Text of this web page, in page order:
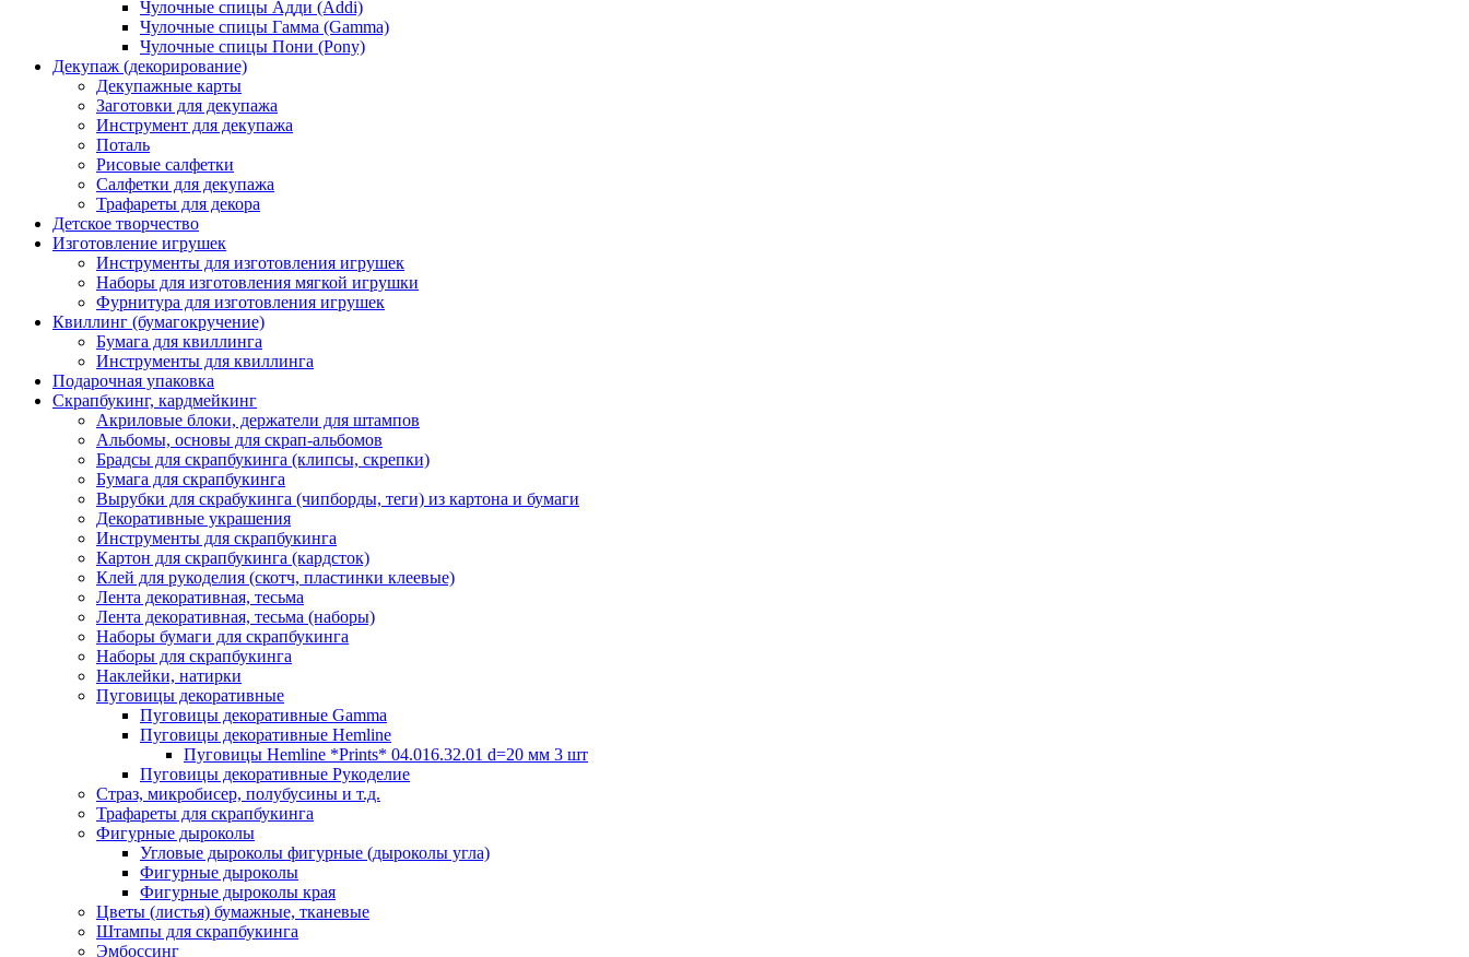
Чулочные спицы Адди (Addi)
Чулочные спицы Гамма (Gamma)
Чулочные спицы Пони (Pony)
Декупаж (декорирование)
Декупажные карты
Заготовки для декупажа
Инструмент для декупажа
Поталь
Рисовые салфетки
Салфетки для декупажа
Трафареты для декора
Детское творчество
Изготовление игрушек
Инструменты для изготовления игрушек
Наборы для изготовления мягкой игрушки
Фурнитура для изготовления игрушек
Квиллинг (бумагокручение)
Бумага для квиллинга
Инструменты для квиллинга
Подарочная упаковка
Скрапбукинг, кардмейкинг
Акриловые блоки, держатели для штампов
Альбомы, основы для скрап-альбомов
Брадсы для скрапбукинга (клипсы, скрепки)
Бумага для скрапбукинга
Вырубки для скрабукинга (чипборды, теги) из картона и бумаги
Декоративные украшения
Инструменты для скрапбукинга
Картон для скрапбукинга (кардсток)
Клей для рукоделия (скотч, пластинки клеевые)
Лента декоративная, тесьма
Лента декоративная, тесьма (наборы)
Наборы бумаги для скрапбукинга
Наборы для скрапбукинга
Наклейки, натирки
Пуговицы декоративные
Пуговицы декоративные Gamma
Пуговицы декоративные Hemline
Пуговицы Hemline *Prints* 04.016.32.01 d=20 мм 3 шт
Пуговицы декоративные Рукоделие
Страз, микробисер, полубусины и т.д.
Трафареты для скрапбукинга
Фигурные дыроколы
Угловые дыроколы фигурные (дыроколы угла)
Фигурные дыроколы
Фигурные дыроколы края
Цветы (листья) бумажные, тканевые
Штампы для скрапбукинга
Эмбоссинг